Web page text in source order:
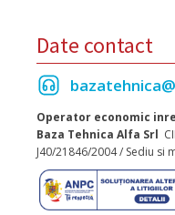
Date contact
Operator economic
Baza Tehnica Alfa Srl
J40/21846/2004 / Sediu si